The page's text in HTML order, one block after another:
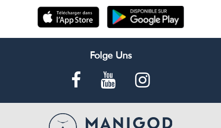
Folge Uns